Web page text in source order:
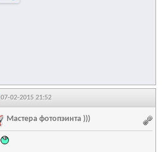
07-02-2015 21:52
Мастера фотопэинта )))